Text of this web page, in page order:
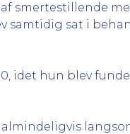
smertestillende
samtidig sat i
idet hun blev